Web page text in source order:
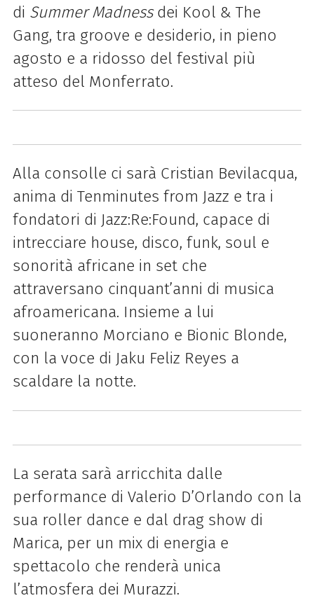
di Summer Madnessdei Kool & The
Gang, tra groove e desiderio, in pieno
agosto e a ridosso del festival più
atteso del Monferrato.
Alla consolle ci sarà Cristian Bevilacqua,
anima di Tenminutes from Jazz e tra i
fondatori di Jazz:Re:Found, capace di
intrecciare house, disco, funk, soul e
sonorità africane in set che
attraversano cinquant’anni di musica
afroamericana. Insieme a lui
suoneranno Morciano e Bionic Blonde,
con la voce di Jaku Feliz Reyes a
scaldare la notte.
La serata sarà arricchita dalle
performance di Valerio D’Orlando con la
sua roller dance e dal drag show di
Marica, per un mix di energia e
spettacolo che renderà unica
l’atmosfera dei Murazzi.